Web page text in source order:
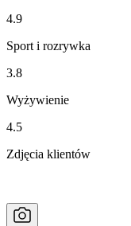
4.9
Sport i rozrywka
3.8
Wyżywienie
4.5
Zdjęcia klientów